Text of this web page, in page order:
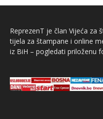
ReprezenT je član Vijeća za
tijela za štampane i online
iz BiH – pogledati priloženu